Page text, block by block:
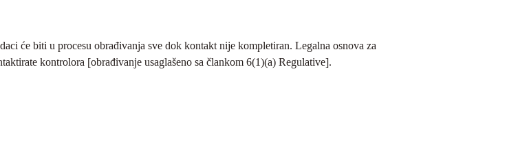
će biti u procesu obrađivanja sve dok kontakt nije kompletiran. Legalna osnova za
kontrolora [obrađivanje usaglašeno sa člankom 6(1)(a) Regulative].